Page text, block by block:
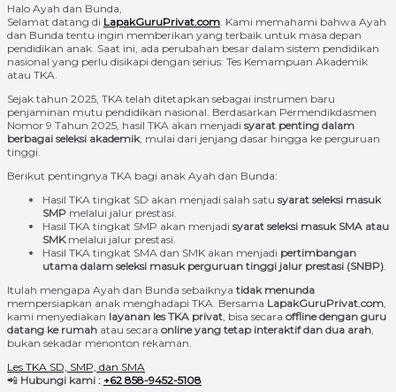
Halo Ayah dan Bunda,
Selamat datang di LapakGuruPrivat.com . Kami memahami bahwa Ayah
dan Bunda tentu ingin memberikan yang terbaik untuk masa depan
pendidikan anak. Saat ini, ada perubahan besar dalam sistem pendidikan
nasional yang perlu disikapi dengan serius: Tes Kemampuan Akademik
atau TKA.
Sejak tahun 2025, TKA telah ditetapkan sebagai instrumen baru
penjaminan mutu pendidikan nasional. Berdasarkan Permendikdasmen
Nomor 9 Tahun 2025, hasil TKA akan menjadi syarat penting dalam
berbagai seleksi akademik, mulai dari jenjang dasar hingga ke perguruan
tinggi.
Berikut pentingnya TKA bagi anak Ayah dan Bunda:
Hasil TKA tingkat SD akan menjadi salah satu syarat seleksi masuk
SMP melalui jalur prestasi.
Hasil TKA tingkat SMP akan menjadi syarat seleksi masuk SMA atau
SMKmelalui jalur prestasi.
Hasil TKA tingkat SMA dan SMK akan menjadi pertimbangan
utama dalam seleksi masuk perguruan tinggi jalur prestasi (SNBP)
Itulah mengapa Ayah dan Bunda sebaiknya tidak menunda
mempersiapkan anak menghadapi TKA. Bersama LapakGuruPrivat.com
kami menyediakan layanan les TKA privat , bisa secara offline dengan guru
datang ke rumah atau secara online yang tetap interaktif dan dua arah
bukan sekadar menonton rekaman.
Les TKA SD, SMP, dan SMA
📲 Hubungi kami : +62 858-9452-5108